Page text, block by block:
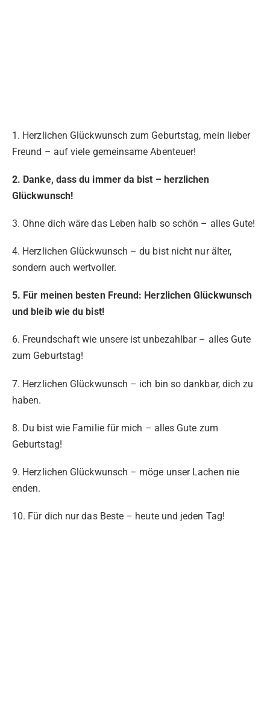
1. Herzlichen Glückwunsch zum Geburtstag, mein lieber
Freund – auf viele gemeinsame Abenteuer!
2. Danke, dass du immer da bist – herzlichen
Glückwunsch!
3. Ohne dich wäre das Leben halb so schön – alles Gute!
4. Herzlichen Glückwunsch – du bist nicht nur älter,
sondern auch wertvoller.
5. Für meinen besten Freund: Herzlichen Glückwunsch
und bleib wie du bist!
6. Freundschaft wie unsere ist unbezahlbar – alles Gute
zum Geburtstag!
7. Herzlichen Glückwunsch – ich bin so dankbar, dich zu
haben.
8. Du bist wie Familie für mich – alles Gute zum
Geburtstag!
9. Herzlichen Glückwunsch – möge unser Lachen nie
enden.
10. Für dich nur das Beste – heute und jeden Tag!